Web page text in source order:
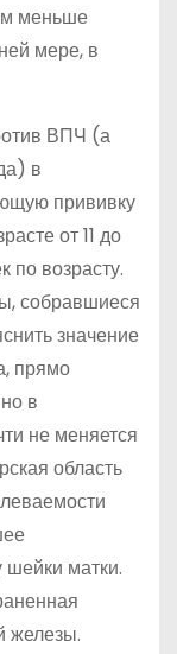
меньше
мере, в
ВПЧ (а
в
прививку
от 11 до
по возрасту.
собравшиеся
значение
прямо
в
не меняется
область
шейки матки.
железы.